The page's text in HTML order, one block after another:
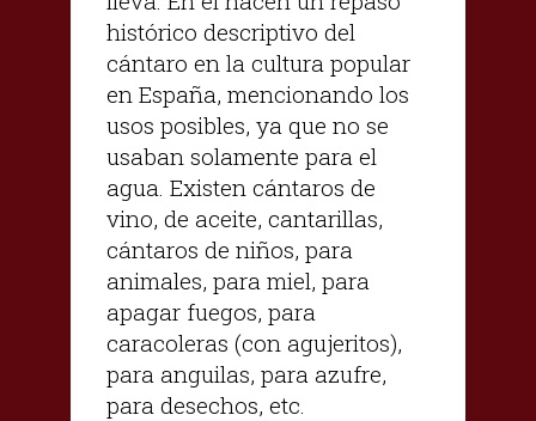
histórico descriptivo del
cántaro en la cultura popular
en España, mencionando los
usos posibles, ya que no se
usaban solamente para el
agua. Existen cántaros de
vino, de aceite, cantarillas,
cántaros de niños, para
animales, para miel, para
apagar fuegos, para
caracoleras (con agujeritos),
para anguilas, para azufre,
para desechos, etc.